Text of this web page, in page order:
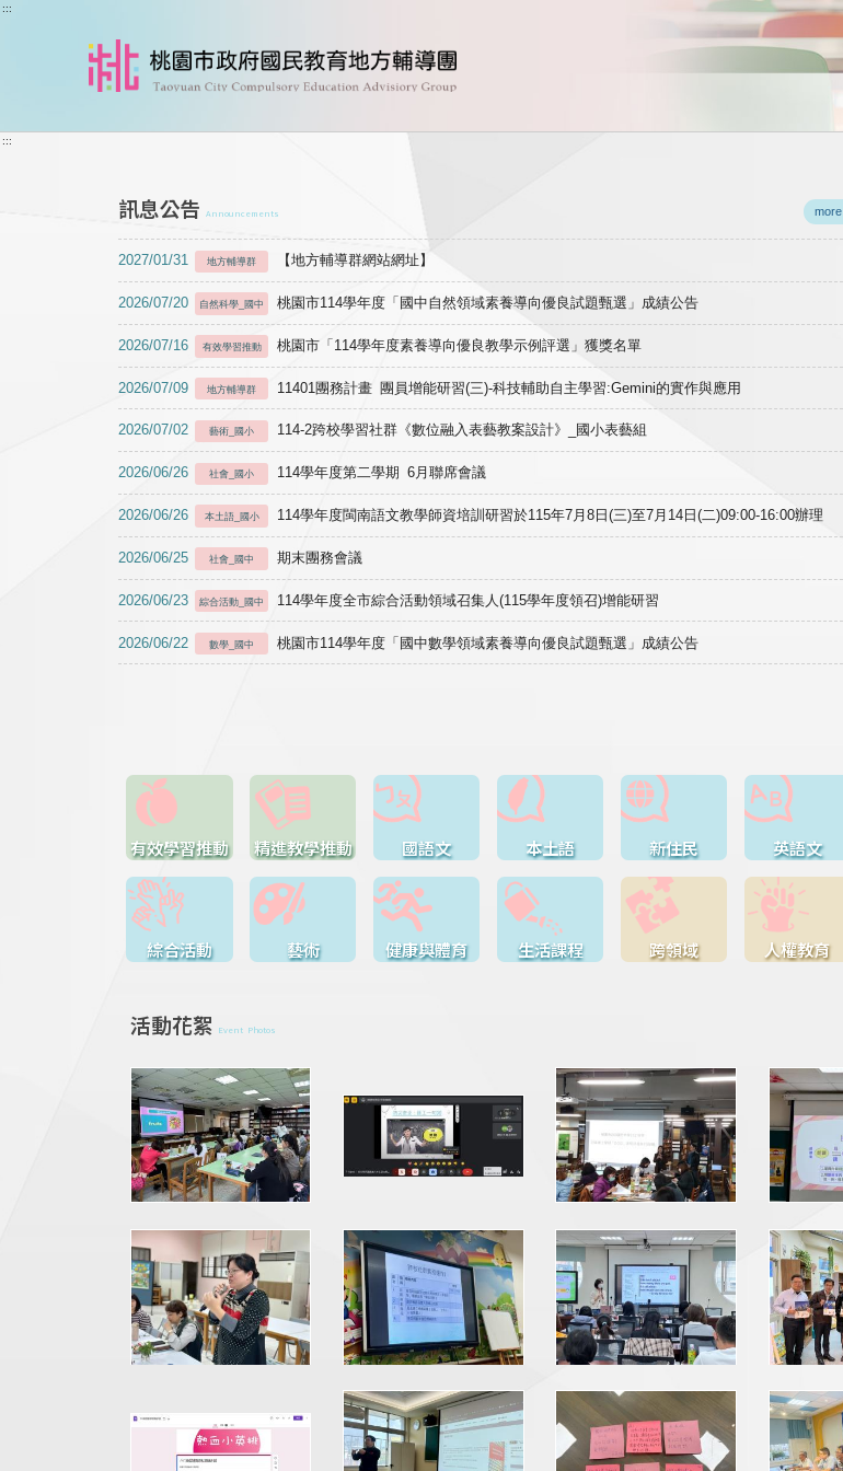
跳到主要內容
:::
:::
訊息公告 Announcements more
2027/01/31 地方輔導群 【地方輔導群網站網址】
2026/07/20 自然科學_國中 桃園市114學年度「國中自然領域素養導向優良試題甄選」成績公告
2026/07/16 有效學習推動 桃園市「114學年度素養導向優良教學示例評選」獲獎名單
2026/07/09 地方輔導群 11401團務計畫 團員增能研習(三)-科技輔助自主學習:Gemini的實作與應用
2026/07/02 藝術_國小 114-2跨校學習社群《數位融入表藝教案設計》_國小表藝組
2026/06/26 社會_國小 114學年度第二學期 6月聯席會議
2026/06/26 本土語_國小 114學年度閩南語文教學師資培訓研習於115年7月8日(三)至7月14日(二)09:00-16:00辦理
2026/06/25 社會_國中 期末團務會議
2026/06/23 綜合活動_國中 114學年度全市綜合活動領域召集人(115學年度領召)增能研習
2026/06/22 數學_國中 桃園市114學年度「國中數學領域素養導向優良試題甄選」成績公告
有效學習推動 精進教學推動 國語文 本土語 新住民 英語文
綜合活動 藝術 健康與體育 生活課程 跨領域 人權教育
活動花絮 Event Photos